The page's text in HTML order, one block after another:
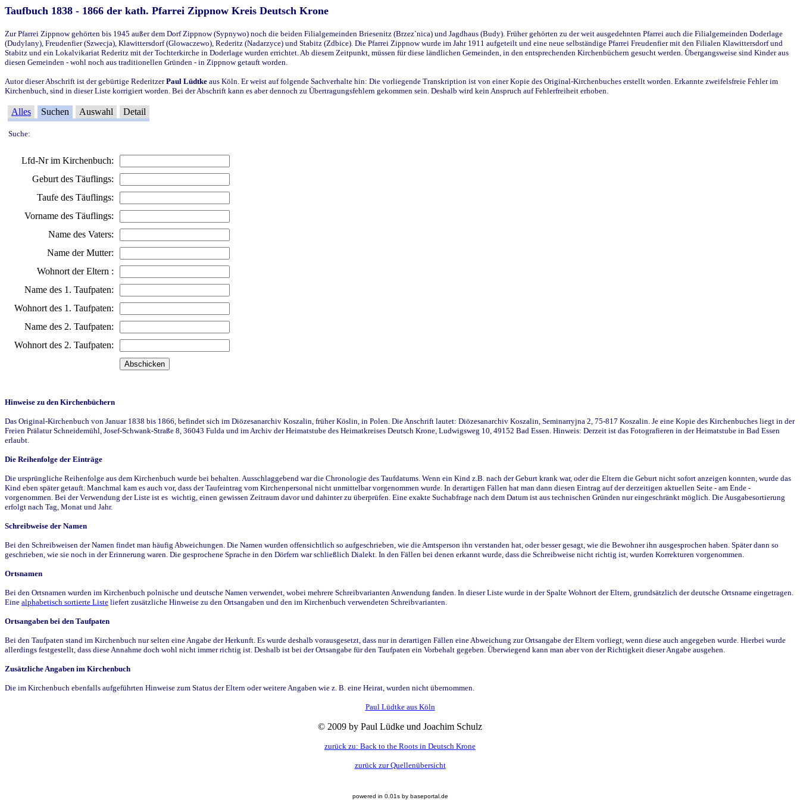
Taufbuch 1838 - 1866 der kath. Pfarrei Zippnow Kreis Deutsch Krone
Zur Pfarrei Zippnow gehörten bis 1945 außer dem Dorf Zippnow (Sypnywo) noch die beiden Filialgemeinden Briesenitz (Brzez`nica) und Jagdhaus (Budy). Früher gehörten zu der weit ausgedehnten Pfarrei auch die Filialgemeinden Doderlage
(Dudylany), Freudenfier (Szwecja), Klawittersdorf (Glowaczewo), Rederitz (Nadarzyce) und Stabitz (Zdbice). Die Pfarrei Zippnow wurde im Jahr 1911 aufgeteilt und eine neue selbständige Pfarrei Freudenfier mit den Filialen Klawittersdorf und
Stabitz und ein Lokalvikariat Rederitz mit der Tochterkirche in Doderlage wurden errichtet. Ab diesem Zeitpunkt, müssen für diese ländlichen Gemeinden, in den entsprechenden Kirchenbüchern gesucht werden. Übergangsweise sind Kinder aus
diesen Gemeinden - wohl noch aus traditionellen Gründen - in Zippnow getauft worden.
Autor dieser Abschrift ist der gebürtige RederitzerPaul Lüdtke aus Köln. Er weist auf folgende Sachverhalte hin: Die vorliegende Transkription ist von einer Kopie des Original-Kirchenbuches erstellt worden. Erkannte zweifelsfreie Fehler im
Kirchenbuch, sind in dieser Liste korrigiert worden. Bei der Abschrift kann es aber dennoch zu Übertragungsfehlern gekommen sein. Deshalb wird kein Anspruch auf Fehlerfreiheit erhoben.
Alles Suchen Auswahl Detail
Suche:
Lfd-Nr im Kirchenbuch:
Geburt des Täuflings:
Taufe des Täuflings:
Vorname des Täuflings:
Name des Vaters:
Name der Mutter:
Wohnort der Eltern :
Name des 1. Taufpaten:
Wohnort des 1. Taufpaten:
Name des 2. Taufpaten:
Wohnort des 2. Taufpaten:
Hinweise zu den Kirchenbüchern
Das Original-Kirchenbuch von Januar 1838 bis 1866, befindet sich im Diözesanarchiv Koszalin, früher Köslin, in Polen. Die Anschrift lautet: Diözesanarchiv Koszalin, Seminarryjna 2, 75-817 Koszalin. Je eine Kopie des Kirchenbuches liegt in der
Freien Prälatur Schneidemühl, Josef-Schwank-Straße 8, 36043 Fulda und im Archiv der Heimatstube des Heimatkreises Deutsch Krone, Ludwigsweg 10, 49152 Bad Essen. Hinweis: Derzeit ist das Fotografieren in der Heimatstube in Bad Essen
erlaubt.
Die Reihenfolge der Einträge
Die ursprüngliche Reihenfolge aus dem Kirchenbuch wurde bei behalten. Ausschlaggebend war die Chronologie des Taufdatums. Wenn ein Kind z.B. nach der Geburt krank war, oder die Eltern die Geburt nicht sofort anzeigen konnten, wurde das
Kind eben später getauft. Manchmal kam es auch vor, dass der Taufeintrag vom Kirchenpersonal nicht unmittelbar vorgenommen wurde. In derartigen Fällen hat man dann diesen Eintrag auf der derzeitigen aktuellen Seite - am Ende -
vorgenommen. Bei der Verwendung der Liste ist es wichtig, einen gewissen Zeitraum davor und dahinter zu überprüfen. Eine exakte Suchabfrage nach dem Datum ist aus technischen Gründen nur eingeschränkt möglich. Die Ausgabesortierung
erfolgt nach Tag, Monat und Jahr.
Schreibweise der Namen
Bei den Schreibweisen der Namen findet man häufig Abweichungen. Die Namen wurden offensichtlich so aufgeschrieben, wie die Amtsperson ihn verstanden hat, oder besser gesagt, wie die Bewohner ihn ausgesprochen haben. Später dann so
geschrieben, wie sie noch in der Erinnerung waren. Die gesprochene Sprache in den Dörfern war schließlich Dialekt. In den Fällen bei denen erkannt wurde, dass die Schreibweise nicht richtig ist, wurden Korrekturen vorgenommen.
Ortsnamen
Bei den Ortsnamen wurden im Kirchenbuch polnische und deutsche Namen verwendet, wobei mehrere Schreibvarianten Anwendung fanden. In dieser Liste wurde in der Spalte Wohnort der Eltern, grundsätzlich der deutsche Ortsname eingetragen.
Eine alphabetisch sortierte Liste liefert zusätzliche Hinweise zu den Ortsangaben und den im Kirchenbuch verwendeten Schreibvarianten.
Ortsangaben bei den Taufpaten
Bei den Taufpaten stand im Kirchenbuch nur selten eine Angabe der Herkunft. Es wurde deshalb vorausgesetzt, dass nur in derartigen Fällen eine Abweichung zur Ortsangabe der Eltern vorliegt, wenn diese auch angegeben wurde. Hierbei wurde
allerdings festgestellt, dass diese Annahme doch wohl nicht immer richtig ist. Deshalb ist bei der Ortsangabe für den Taufpaten ein Vorbehalt gegeben. Überwiegend kann man aber von der Richtigkeit dieser Angabe ausgehen.
Zusätzliche Angaben im Kirchenbuch
Die im Kirchenbuch ebenfalls aufgeführten Hinweise zum Status der Eltern oder weitere Angaben wie z. B. eine Heirat, wurden nicht übernommen.
Paul Lüdtke aus Köln
© 2009 by Paul Lüdke und Joachim Schulz
zurück zu: Back to the Roots in Deutsch Krone
zurück zur Quellenübersicht
powered in 0.01s by baseportal.de